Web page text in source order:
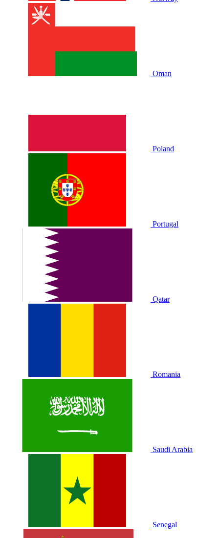
Oman
Poland
Portugal
Qatar
Romania
Saudi Arabia
Senegal